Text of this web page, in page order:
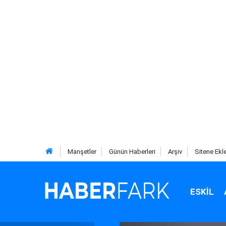
Manşetler Günün Haberleri Arşiv Sitene
ESKIL